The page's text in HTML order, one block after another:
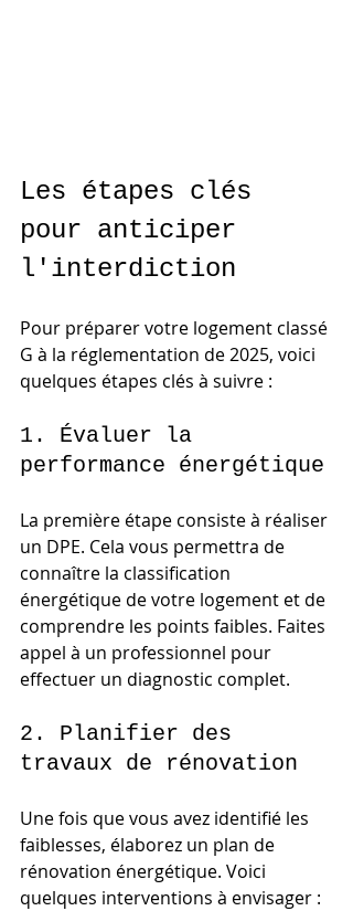
Les étapes clés
pour anticiper
l'interdiction
Pour préparer votre logement classé
G à la réglementation de 2025, voici
quelques étapes clés à suivre :
1. Évaluer la
performance énergétique
La première étape consiste à réaliser
un DPE. Cela vous permettra de
connaître la classification
énergétique de votre logement et de
comprendre les points faibles. Faites
appel à un professionnel pour
effectuer un diagnostic complet.
2. Planifier des
travaux de rénovation
Une fois que vous avez identifié les
faiblesses, élaborez un plan de
rénovation énergétique. Voici
quelques interventions à envisager :